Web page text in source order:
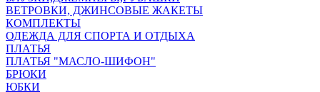
ВЕТРОВКИ, ДЖИНСОВЫЕ ЖАКЕТЫ
КОМПЛЕКТЫ
ОДЕЖДА ДЛЯ СПОРТА И ОТДЫХА
ПЛАТЬЯ
ПЛАТЬЯ "МАСЛО-ШИФОН"
БРЮКИ
ЮБКИ